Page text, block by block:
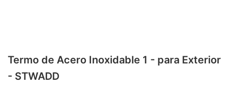
Termo de Acero Inoxidable 1 - para Exterior
- STWADD